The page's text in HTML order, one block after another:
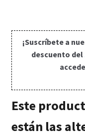
Preguntas frecuentes
Productos
¡Suscríbete a
descuento del
Este
están las